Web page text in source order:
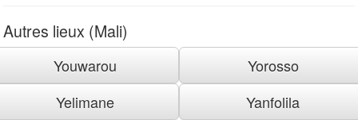
Autres lieux (Mali)
Youwarou
Yorosso
Yelimane
Yanfolila